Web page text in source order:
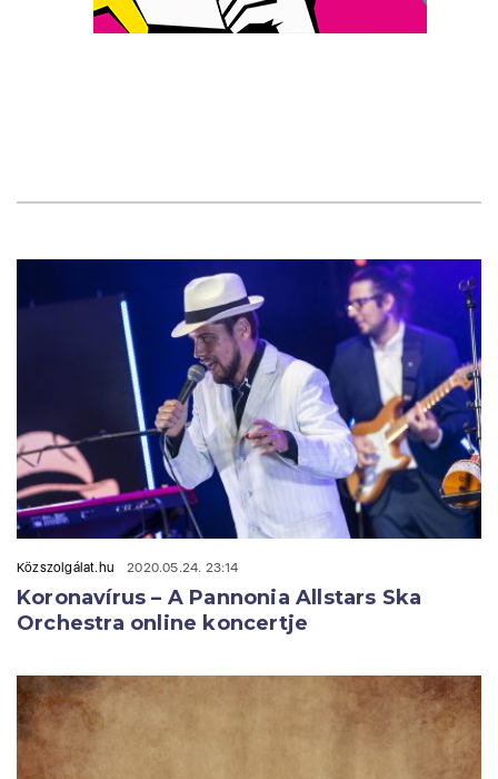
Közszolgálat.hu 2020.05.24. 23:14
Koronavírus – A Pannonia Allstars Ska
Orchestra online koncertje